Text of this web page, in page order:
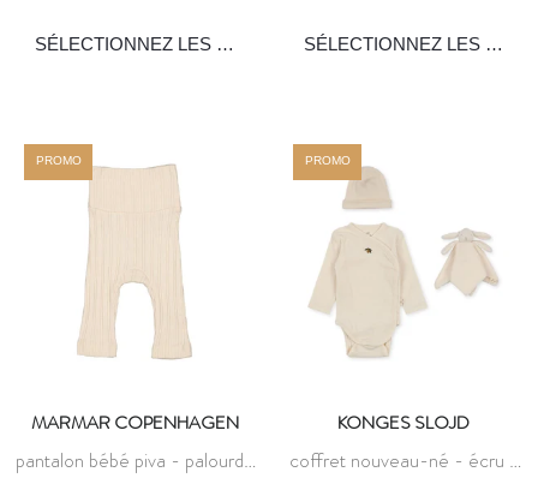
PROMO
MARMAR COPENHAGEN
pantalon bébé piva - palourde
PROMO
KONGES SLOJD
coffret nouveau-né - écru -